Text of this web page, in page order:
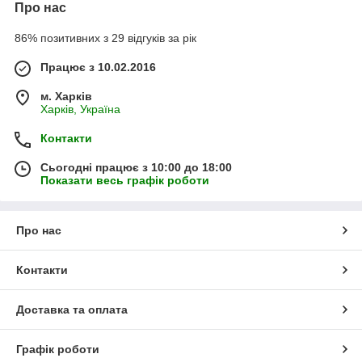
Про нас
86% позитивних з 29 відгуків за рік
Працює з 10.02.2016
м. Харків
Харків, Україна
Контакти
Сьогодні працює з 10:00 до 18:00
Показати весь графік роботи
Про нас
Контакти
Доставка та оплата
Графік роботи